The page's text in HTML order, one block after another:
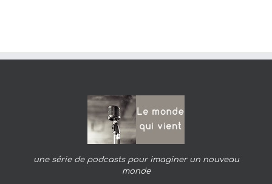
une série de podcasts pour imaginer un nouveau
monde